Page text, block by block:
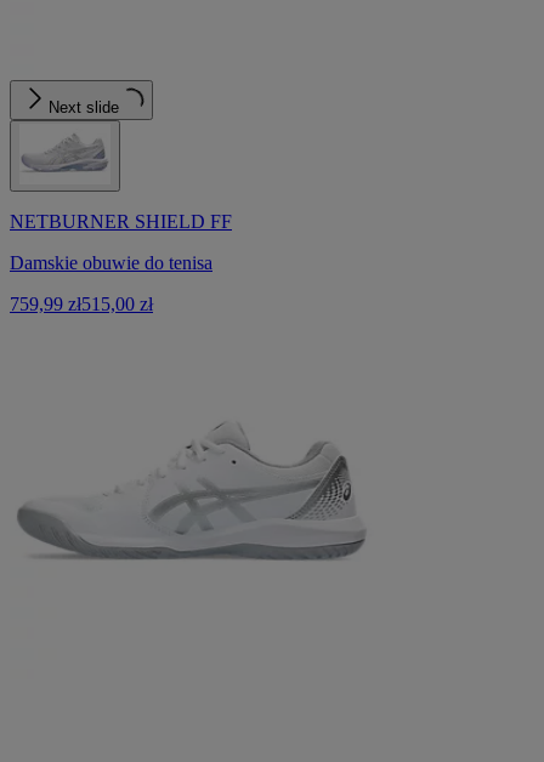
Next slide
NETBURNER SHIELD FF
Damskie obuwie do tenisa
759,99 zł515,00 zł